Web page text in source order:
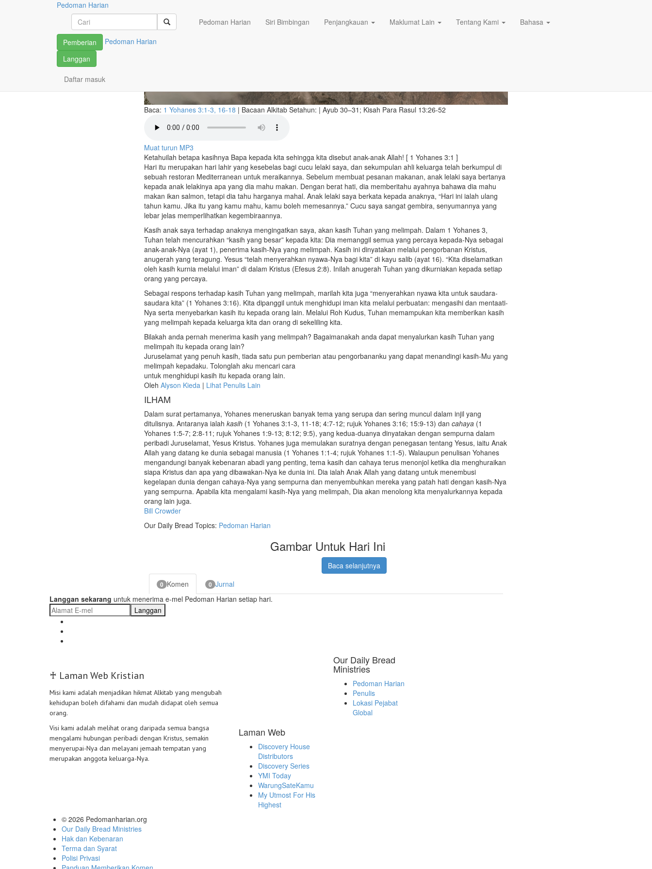
Pedoman Harian
Pedoman Harian
Siri Bimbingan Penjangkauan Maklumat Lain Tentang Kami Bahasa
Pemberian
Pedoman Harian
Langgan
Daftar masuk
Kasih yang Melimpah
Baca: 1 Yohanes 3:1-3, 16-18 | Bacaan Alkitab Setahun: | Ayub 30–31; Kisah Para Rasul 13:26-52
Muat turun MP3
Ketahuilah betapa kasihnya Bapa kepada kita sehingga kita disebut anak-anak Allah! [ 1 Yohanes 3:1 ]
Hari itu merupakan hari lahir yang kesebelas bagi cucu lelaki saya, dan sekumpulan ahli keluarga telah berkumpul di
sebuah restoran Mediterranean untuk meraikannya. Sebelum membuat pesanan makanan, anak lelaki saya bertanya
kepada anak lelakinya apa yang dia mahu makan. Dengan berat hati, dia memberitahu ayahnya bahawa dia mahu
makan ikan salmon, tetapi dia tahu harganya mahal. Anak lelaki saya berkata kepada anaknya, “Hari ini ialah ulang
tahun kamu. Jika itu yang kamu mahu, kamu boleh memesannya.” Cucu saya sangat gembira, senyumannya yang
lebar jelas memperlihatkan kegembiraannya.
Kasih anak saya terhadap anaknya mengingatkan saya, akan kasih Tuhan yang melimpah. Dalam 1 Yohanes 3,
Tuhan telah mencurahkan “kasih yang besar” kepada kita: Dia memanggil semua yang percaya kepada-Nya sebagai
anak-anak-Nya (ayat 1), penerima kasih-Nya yang melimpah. Kasih ini dinyatakan melalui pengorbanan Kristus,
anugerah yang teragung. Yesus “telah menyerahkan nyawa-Nya bagi kita” di kayu salib (ayat 16). “Kita diselamatkan
oleh kasih kurnia melalui iman” di dalam Kristus (Efesus 2:8). Inilah anugerah Tuhan yang dikurniakan kepada setiap
orang yang percaya.
Sebagai respons terhadap kasih Tuhan yang melimpah, marilah kita juga “menyerahkan nyawa kita untuk saudara-
saudara kita” (1 Yohanes 3:16). Kita dipanggil untuk menghidupi iman kita melalui perbuatan: mengasihi dan mentaati-
Nya serta menyebarkan kasih itu kepada orang lain. Melalui Roh Kudus, Tuhan memampukan kita memberikan kasih
yang melimpah kepada keluarga kita dan orang di sekeliling kita.
Bilakah anda pernah menerima kasih yang melimpah? Bagaimanakah anda dapat menyalurkan kasih Tuhan yang
melimpah itu kepada orang lain?
Juruselamat yang penuh kasih, tiada satu pun pemberian atau pengorbananku yang dapat menandingi kasih-Mu yang
melimpah kepadaku. Tolonglah aku mencari cara
untuk menghidupi kasih itu kepada orang lain.
Oleh Alyson Kieda | Lihat Penulis Lain
ILHAM
Dalam surat pertamanya, Yohanes meneruskan banyak tema yang serupa dan sering muncul dalam injil yang
ditulisnya. Antaranya ialah kasih (1 Yohanes 3:1-3, 11-18; 4:7-12; rujuk Yohanes 3:16; 15:9-13) dan cahaya (1
Yohanes 1:5-7; 2:8-11; rujuk Yohanes 1:9-13; 8:12; 9:5), yang kedua-duanya dinyatakan dengan sempurna dalam
peribadi Juruselamat, Yesus Kristus. Yohanes juga memulakan suratnya dengan penegasan tentang Yesus, iaitu Anak
Allah yang datang ke dunia sebagai manusia (1 Yohanes 1:1-4; rujuk Yohanes 1:1-5). Walaupun penulisan Yohanes
mengandungi banyak kebenaran abadi yang penting, tema kasih dan cahaya terus menonjol ketika dia menghuraikan
siapa Kristus dan apa yang dibawakan-Nya ke dunia ini. Dia ialah Anak Allah yang datang untuk menembusi
kegelapan dunia dengan cahaya-Nya yang sempurna dan menyembuhkan mereka yang patah hati dengan kasih-Nya
yang sempurna. Apabila kita mengalami kasih-Nya yang melimpah, Dia akan menolong kita menyalurkannya kepada
orang lain juga.
Bill Crowder
Our Daily Bread Topics: Pedoman Harian
Gambar Untuk Hari Ini
Baca selanjutnya
0 Komen 0 Jurnal
Langgan sekarang untuk menerima e-mel Pedoman Harian setiap hari.
Langgan
♰ Laman Web Kristian
Misi kami adalah menjadikan hikmat Alkitab yang mengubah
kehidupan boleh difahami dan mudah didapat oleh semua
orang.
Visi kami adalah melihat orang daripada semua bangsa
mengalami hubungan peribadi dengan Kristus, semakin
menyerupai-Nya dan melayani jemaah tempatan yang
merupakan anggota keluarga-Nya.
Our Daily Bread
Ministries
Pedoman Harian
Penulis
Lokasi Pejabat
Global
Laman Web
Discovery House
Distributors
Discovery Series
YMI Today
WarungSateKamu
My Utmost For His
Highest
© 2026 Pedomanharian.org
Our Daily Bread Ministries
Hak dan Kebenaran
Terma dan Syarat
Polisi Privasi